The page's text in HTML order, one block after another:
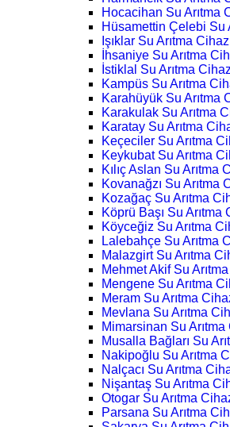
Hocacihan Su Arıtma
Hüsamettin Çelebi Su
Işıklar Su Arıtma
İhsaniye Su Arıtma
İstiklal Su Arıtma
Kampüs Su Arıtma
Karahüyük Su Arıtma
Karakulak Su Arıtma
Karatay Su Arıtma
Keçeciler Su Arıtma
Keykubat Su Arıtma
Kılıç Aslan Su Arıtma
Kovanağzı Su Arıtma
Kozağaç Su Arıtma
Köprü Başı Su Arıtma
Köyceğiz Su Arıtma
Lalebahçe Su Arıtma
Malazgirt Su Arıtma
Mehmet Akif Su
Mengene Su Arıtma
Meram Su Arıtma
Mevlana Su Arıtma
Mimarsinan Su Arıtma
Musalla Bağları Su
Nakipoğlu Su Arıtma
Nalçacı Su Arıtma
Nişantaş Su Arıtma
Otogar Su Arıtma
Parsana Su Arıtma